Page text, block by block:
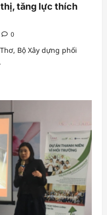
tăng lực thích
0
Bộ Xây dựng phối